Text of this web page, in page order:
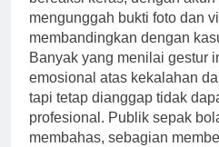
mengunggah bukti foto dan
membandingkan dengan
Banyak yang menilai gestur
emosional atas kekalahan
tapi tetap dianggap tidak
profesional. Publik sepak
membahas, sebagian